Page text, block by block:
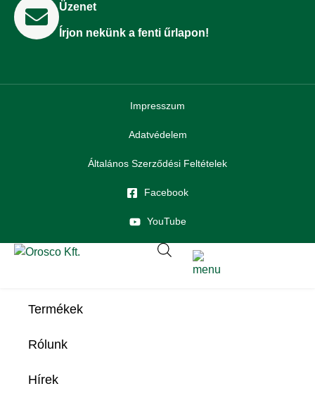
Üzenet
Írjon nekünk a fenti űrlapon!
Impresszum
Adatvédelem
Általános Szerződési Feltételek
Facebook
YouTube
Termékek
Rólunk
Hírek